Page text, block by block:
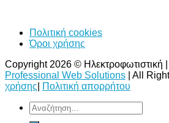
Πολιτική cookies
Όροι χρήσης
Copyright 2026 © Ηλεκτροφωτιστική |
Professional Web Solutions | All
χρήσης
Πολιτική απορρήτου
Αναζήτηση
για: